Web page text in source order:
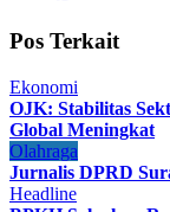
Pos Terkait
Ekonomi
OJK: Stabilitas
Global Meningkat
Olahraga
Jurnalis DPRD
Headline